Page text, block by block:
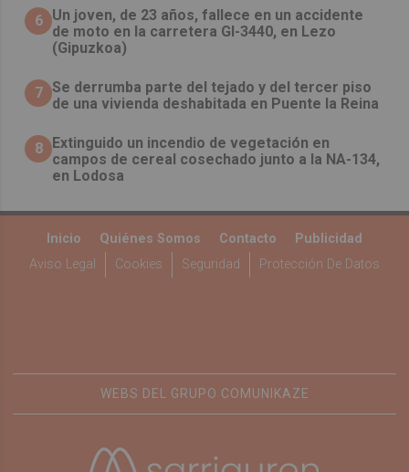
6 Un joven, de 23 años, fallece en un accidente
de moto en la carretera GI-3440, en Lezo
(Gipuzkoa)
7 Se derrumba parte del tejado y del tercer piso
de una vivienda deshabitada en Puente la Reina
8
Extinguido un incendio de vegetación en
campos de cereal cosechado junto a la NA-134,
en Lodosa
Inicio Quiénes Somos Contacto
Publicidad
Aviso Legal
Cookies Seguridad Protección De Datos
WEBS DEL GRUPO COMUNIKAZE